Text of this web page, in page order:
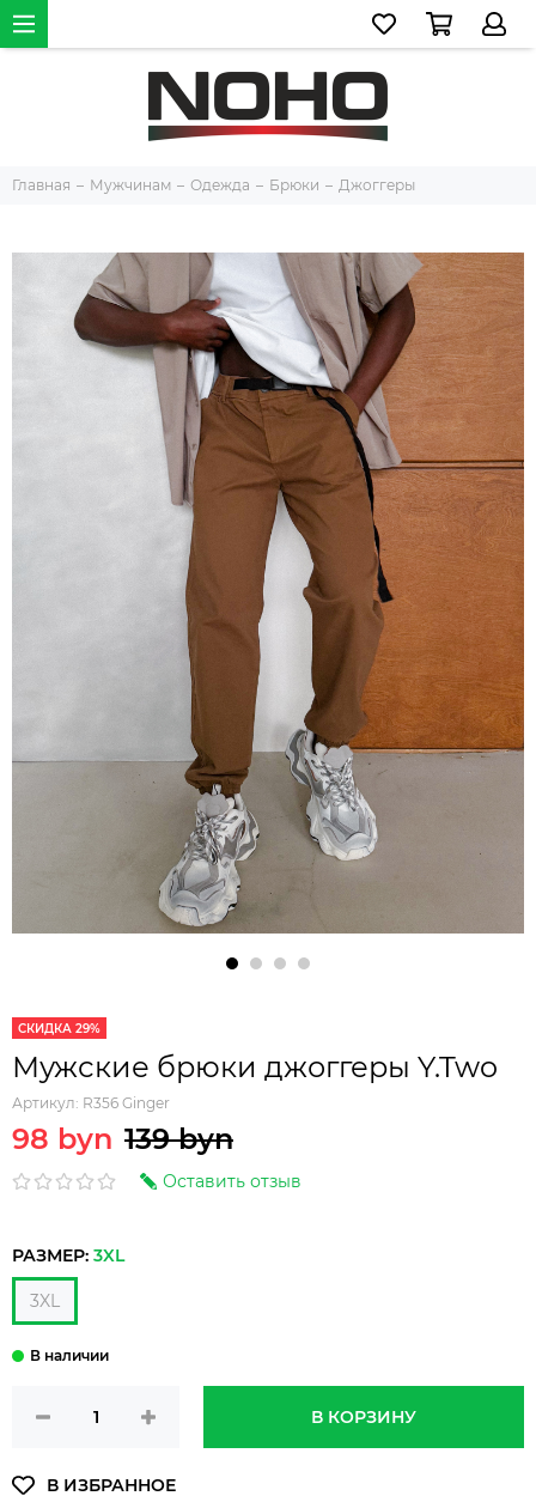
Главная Мужчинам Одежда Брюки Джоггеры
СКИДКА 29%
Мужские брюки джоггеры Y.Two
Артикул: R356 Ginger
98 byn 139 byn
Оставить отзыв
РАЗМЕР: 3XL
3XL
В КОРЗИНУ